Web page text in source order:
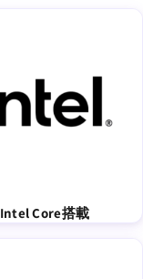
Intel Core搭載